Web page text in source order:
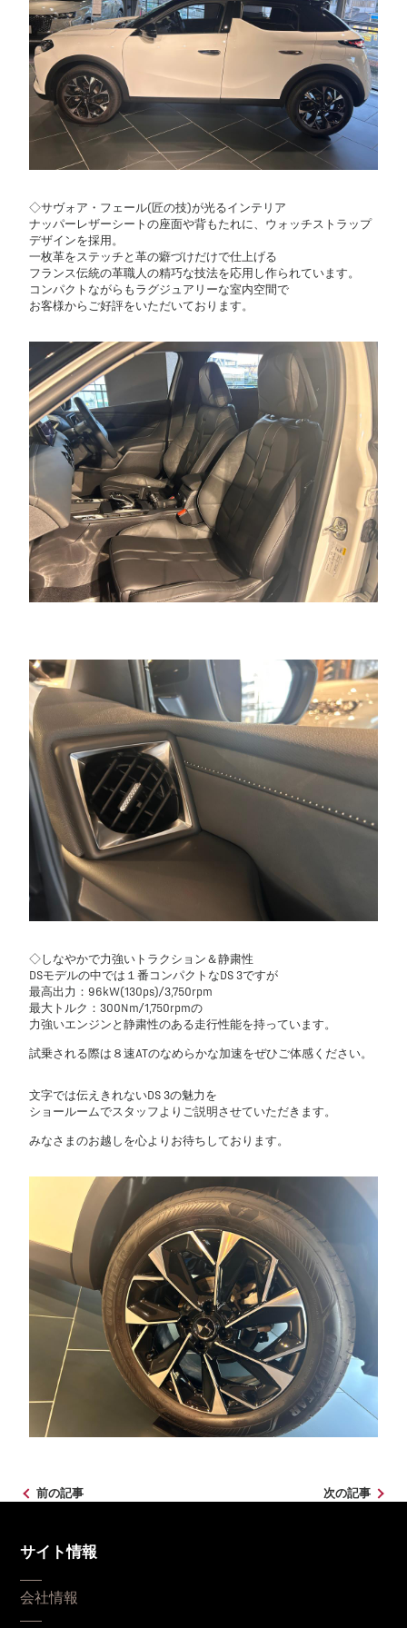
◇サヴォア・フェール(匠の技)が光るインテリア
ナッパーレザーシートの座面や背もたれに、ウォッチストラップ
デザインを採用。
一枚革をステッチと革の癖づけだけで仕上げる
フランス伝統の革職人の精巧な技法を応用し作られています。
コンパクトながらもラグジュアリーな室内空間で
お客様からご好評をいただいております。
◇しなやかで力強いトラクション＆静粛性
DSモデルの中では１番コンパクトなDS 3ですが
最高出力：96kW(130ps)/3,750rpm
最大トルク：300Nm/1,750rpmの
力強いエンジンと静粛性のある走行性能を持っています。
試乗される際は８速ATのなめらかな加速をぜひご体感ください。
文字では伝えきれないDS 3の魅力を
ショールームでスタッフよりご説明させていただきます。
みなさまのお越しを心よりお待ちしております。
前の記事 次の記事
サイト情報
会社情報